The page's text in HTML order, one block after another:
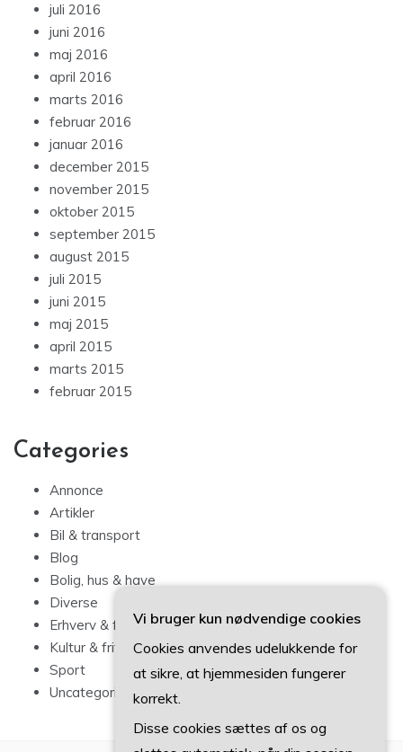
juli 2016
juni 2016
maj 2016
april 2016
marts 2016
februar 2016
januar 2016
december 2015
november 2015
oktober 2015
september 2015
august 2015
juli 2015
juni 2015
maj 2015
april 2015
marts 2015
februar 2015
Categories
Annonce
Artikler
Bil & transport
Blog
Bolig, hus & have
Diverse
Erhverv & forbrug
Kultur & fritid
Sport
Uncategorized
Vi bruger kun nødvendige cookies
Cookies anvendes udelukkende for
at sikre, at hjemmesiden fungerer
korrekt.
Disse cookies sættes af os og